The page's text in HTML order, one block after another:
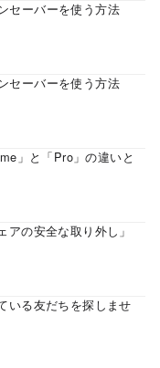
セーバーを使う方法
セーバーを使う方法
」と「Pro」の違いと
の安全な取り外し」
いる友だちを探しませ